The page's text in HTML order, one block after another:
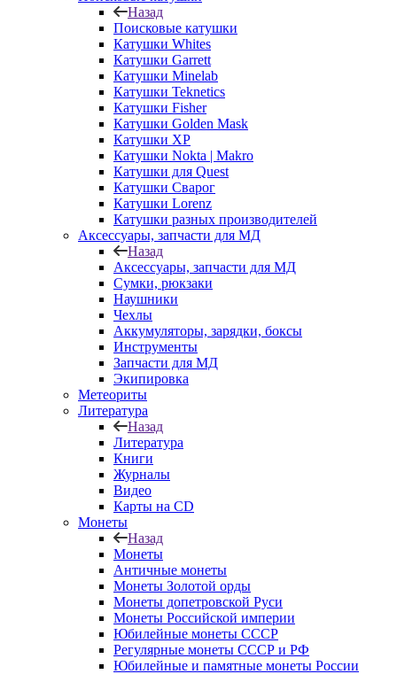
Назад
Поисковые катушки
Катушки Whites
Катушки Garrett
Катушки Minelab
Катушки Teknetics
Катушки Fisher
Катушки Golden Mask
Катушки XP
Катушки Nokta | Makro
Катушки для Quest
Катушки Сварог
Катушки Lorenz
Катушки разных производителей
Аксессуары, запчасти для МД
Назад
Аксессуары, запчасти для МД
Сумки, рюкзаки
Наушники
Чехлы
Аккумуляторы, зарядки, боксы
Инструменты
Запчасти для МД
Экипировка
Метеориты
Литература
Назад
Литература
Книги
Журналы
Видео
Карты на CD
Монеты
Назад
Монеты
Античные монеты
Монеты Золотой орды
Монеты допетровской Руси
Монеты Российской империи
Юбилейные монеты СССР
Регулярные монеты СССР и РФ
Юбилейные и памятные монеты России